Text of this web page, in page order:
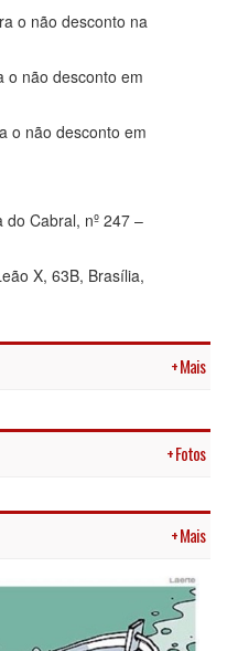
o não desconto na
o não desconto em
o não desconto em
do Cabral, nº 247 –
X, 63B, Brasília,
+ Mais
+ Fotos
+ Mais